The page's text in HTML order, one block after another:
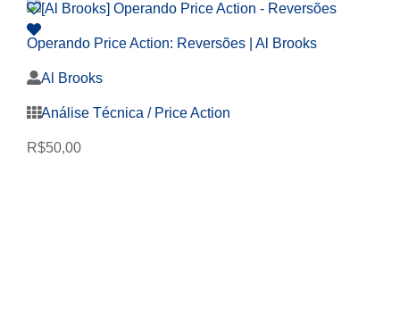
Operando Price Action: Reversões | Al Brooks
Al Brooks
Análise Técnica / Price Action
R$50,00